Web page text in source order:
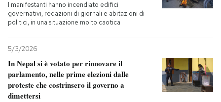
I manifestanti hanno incendiato edifici
governativi, redazioni di giornali e abitazioni di
politici, in una situazione molto caotica
5/3/2026
In Nepal si è votato per rinnovare il
parlamento, nelle prime elezioni dalle
proteste che costrinsero il governo a
dimettersi